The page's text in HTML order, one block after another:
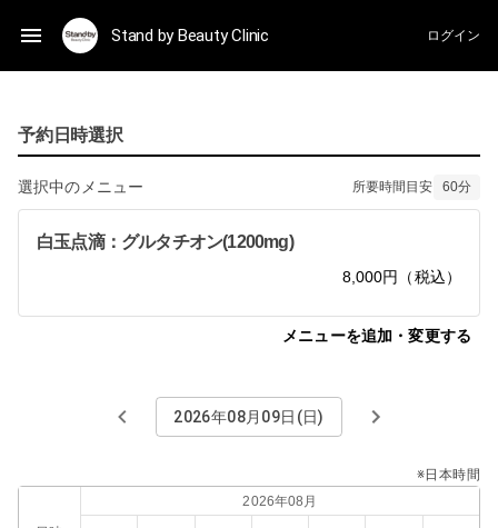
Stand by Beauty Clinic ログイン
予約日時選択
選択中のメニュー 所要時間目安 60分
白玉点滴：グルタチオン(1200mg)
8,000円（税込）
メニューを追加・変更する
2026年08月09日(日)
※日本時間
2026年08月